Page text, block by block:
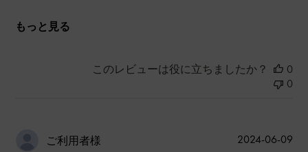
もっと見る
このレビューは役に立ちましたか？
0
0
ご利用者様
公
2024-06-09